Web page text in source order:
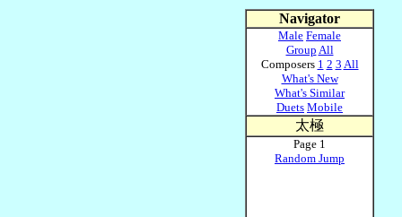
Navigator
Male Female
Group All
Composers 1 2 3 All
What's New
What's Similar
Duets Mobile
太極
Page 1
Random Jump